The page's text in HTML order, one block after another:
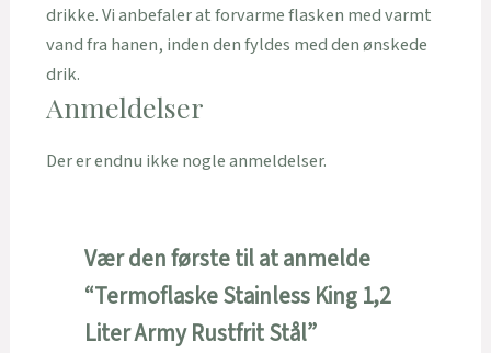
drikke. Vi anbefaler at forvarme flasken med varmt
vand fra hanen, inden den fyldes med den ønskede
drik.
Anmeldelser
Der er endnu ikke nogle anmeldelser.
Vær den første til at anmelde
“Termoflaske Stainless King 1,2
Liter Army Rustfrit Stål”